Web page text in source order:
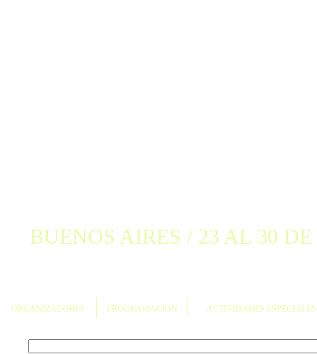
BUENOS AIRES / 23 AL 30
ORGANIZADORES PROGRAMACIÓN ACTIVIDADES ESPECIALES